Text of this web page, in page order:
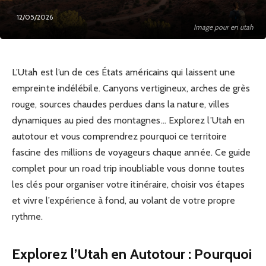
Image pour en utah
12/05/2026
L’Utah est l’un de ces États américains qui laissent une
empreinte indélébile. Canyons vertigineux, arches de grès
rouge, sources chaudes perdues dans la nature, villes
dynamiques au pied des montagnes… Explorez l’Utah en
autotour et vous comprendrez pourquoi ce territoire
fascine des millions de voyageurs chaque année. Ce guide
complet pour un road trip inoubliable vous donne toutes
les clés pour organiser votre itinéraire, choisir vos étapes
et vivre l’expérience à fond, au volant de votre propre
rythme.
Explorez l’Utah en Autotour : Pourquoi